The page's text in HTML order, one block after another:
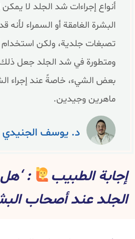
أنواع إجراءات شد الجلد لا
البشرة الغامقة أو السمراء
تصبغات جلدية، ولكن استخدام
ومتطورة في شد الجلد جعل ذلك
بعض الشيء، خاصةً عند إجراء
ماهرين وجيدين.
د. يوسف الجنيدي
إجابة الطبيب
:
الجلد عند أصحاب